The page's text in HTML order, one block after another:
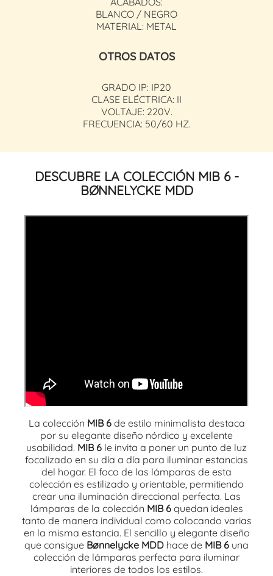
BLANCO / NEGRO
MATERIAL: METAL
OTROS DATOS
GRADO IP: IP20
CLASE ELÉCTRICA: II
VOLTAJE: 220V.
FRECUENCIA: 50/60 HZ.
DESCUBRE LA COLECCIÓN MIB 6 -
BØNNELYCKE MDD
La colección MIB 6de estilo minimalista destaca
por su elegante diseño nórdico y excelente
usabilidad. MIB 6 le invita a poner un punto de luz
focalizado en su día a día para iluminar estancias
del hogar. El foco de las lámparas de esta
colección es estilizado y orientable, permitiendo
crear una iluminación direccional perfecta. Las
lámparas de la colección MIB 6quedan ideales
tanto de manera individual como colocando varias
en la misma estancia. El sencillo y elegante diseño
que consigue Bønnelycke MDD hace de MIB 6 una
colección de lámparas perfecta para iluminar
interiores de todos los estilos.